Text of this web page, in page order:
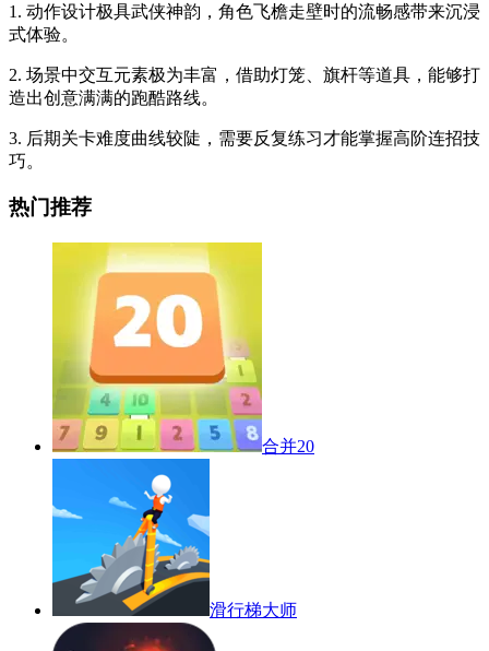
1. 动作设计极具武侠神韵，角色飞檐走壁时的流畅感带来沉浸
式体验。
2. 场景中交互元素极为丰富，借助灯笼、旗杆等道具，能够打
造出创意满满的跑酷路线。
3. 后期关卡难度曲线较陡，需要反复练习才能掌握高阶连招技
巧。
热门推荐
合并20
滑行梯大师